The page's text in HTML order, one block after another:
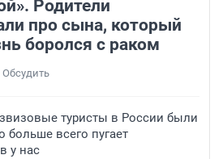
Родители
про сына, который
боролся с раком
Обсудить
туристы в России были
больше всего пугает
у нас